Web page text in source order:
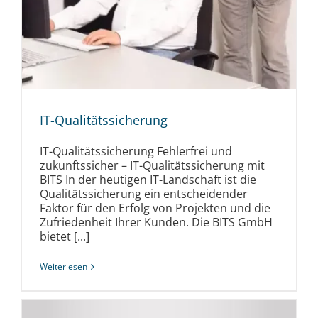
IT-Qualitätssicherung
IT-Qualitätssicherung Fehlerfrei und
zukunftssicher – IT-Qualitätssicherung mit
BITS In der heutigen IT-Landschaft ist die
Qualitätssicherung ein entscheidender
Faktor für den Erfolg von Projekten und die
Zufriedenheit Ihrer Kunden. Die BITS GmbH
bietet [...]
Weiterlesen